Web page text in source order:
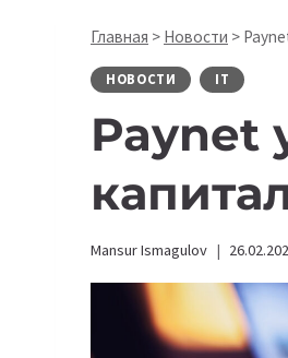
Главная > Новости >
НОВОСТИ IT
Paynet
Mansur Ismagulov